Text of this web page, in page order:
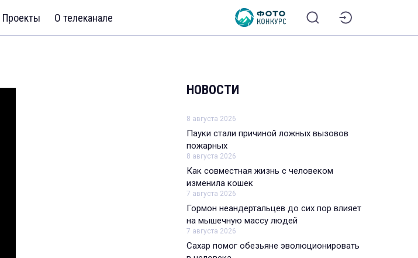
Проекты О телеканале
НОВОСТИ
8 августа 2026
Пауки стали причиной ложных вызовов
пожарных
8 августа 2026
Как совместная жизнь с человеком
изменила кошек
7 августа 2026
Гормон неандертальцев до сих пор влияет
на мышечную массу людей
7 августа 2026
Сахар помог обезьяне эволюционировать